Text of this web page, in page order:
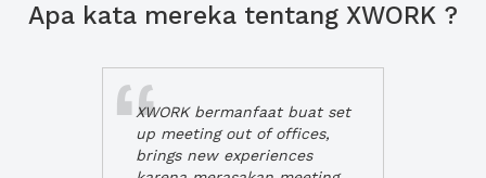
Apa kata mereka tentang XWORK ?
XWORK bermanfaat buat set
up meeting out of offices,
brings new experiences